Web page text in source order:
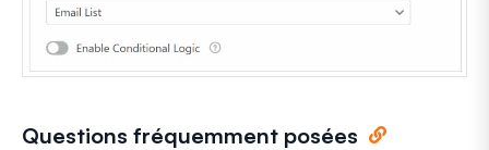
Questions fréquemment posées